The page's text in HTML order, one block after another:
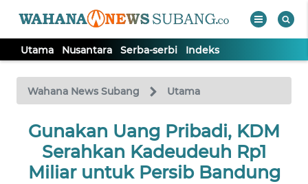
Utama Nusantara Serba-serbi Indeks
Wahana News Subang Utama
Gunakan Uang Pribadi, KDM
Serahkan Kadeudeuh Rp1
Miliar untuk Persib Bandung
TV
Tutup
UTAMA
NUSANTARA